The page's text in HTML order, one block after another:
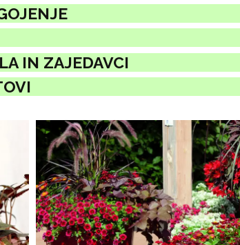
IN ZAJEDAVCI